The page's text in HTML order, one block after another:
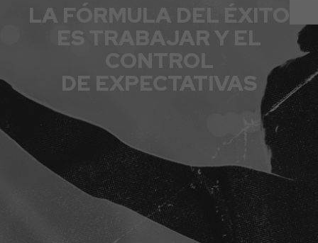
LA FÓRMULA DEL ÉXITO
ES TRABAJAR Y EL
CONTROL
DE EXPECTATIVAS